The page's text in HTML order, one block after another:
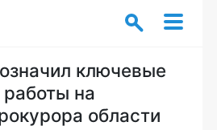
ключевые
на
области